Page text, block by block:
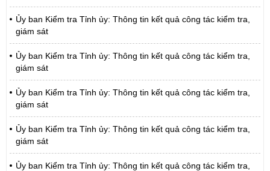
Ủy ban Kiểm tra Tỉnh ủy: Thông tin kết quả công tác kiểm tra,
giám sát
Ủy ban Kiểm tra Tỉnh ủy: Thông tin kết quả công tác kiểm tra,
giám sát
Ủy ban Kiểm tra Tỉnh ủy: Thông tin kết quả công tác kiểm tra,
giám sát
Ủy ban Kiểm tra Tỉnh ủy: Thông tin kết quả công tác kiểm tra,
giám sát
Ủy ban Kiểm tra Tỉnh ủy: Thông tin kết quả công tác kiểm tra,